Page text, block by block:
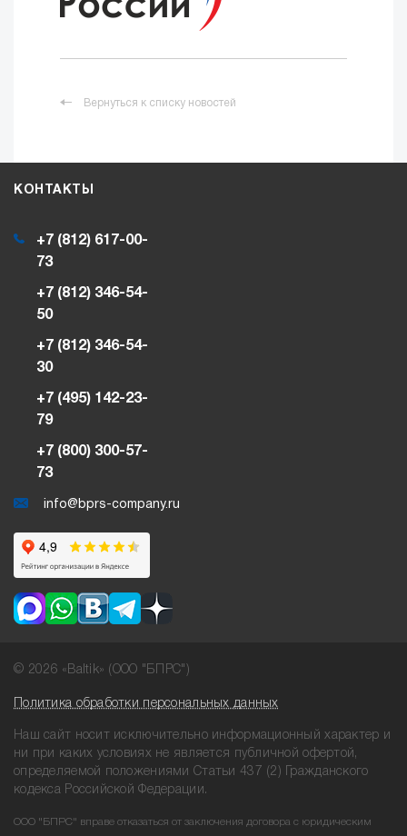
Вернуться к списку новостей
КОНТАКТЫ
+7 (812) 617-00-
73
+7 (812) 346-54-
50
+7 (812) 346-54-
30
+7 (495) 142-23-
79
+7 (800) 300-57-
73
info@bprs-company.ru
© 2026 «Baltik» (ООО "БПРС")
Политика обработки персональных данных
Наш сайт носит исключительно информационный характер и
ни при
каких условиях не является публичной офертой,
определяемой положениями Статьи 437 (2) Гражданского
кодекса Российской Федерации.
ООО "БПРС" вправе отказаться от заключения договора с юридическим